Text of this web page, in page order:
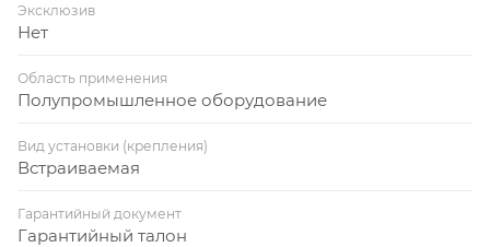
Эксклюзив
Нет
Область применения
Полупромышленное оборудование
Вид установки (крепления)
Встраиваемая
Гарантийный документ
Гарантийный талон